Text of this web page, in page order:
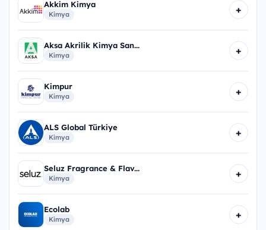
Akkim Kimya
Kimya +
Aksa Akrilik Kimya San...
Kimya +
Kimpur
Kimya +
ALS Global Türkiye
Kimya +
Seluz Fragrance & Flav...
Kimya +
Ecolab
Kimya +